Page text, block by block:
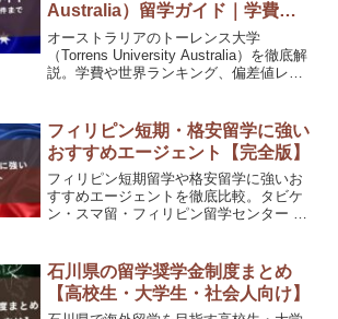
Australia）留学ガイド｜学費・
偏差値・学部・入学条件まとめ
オーストラリアのトーレンス大学
（Torrens University Australia）を徹底解
説。学費や世界ランキング、偏差値レベ
就職事情まで詳しく紹介します。
フィリピン短期・格安留学に強い
おすすめエージェント【完全版】
フィリピン短期留学や格安留学に強いお
すすめエージェントを徹底比較。タビケ
ン・スマ留・フィリピン留学センター by
セブイングリッシュなど短期に強いエー
ジェントも紹介。費用相場・人気校・注
意点も網羅。
石川県の留学奨学金制度まとめ
【高校生・大学生・社会人向け】